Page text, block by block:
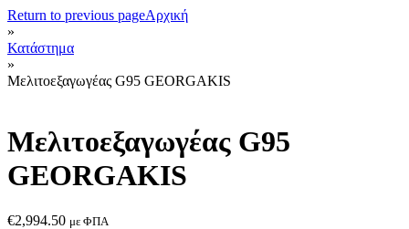
Return to previous pageΑρχική
»
Κατάστημα
»
Μελιτοεξαγωγέας G95 GEORGAKIS
Μελιτοεξαγωγέας G95
GEORGAKIS
€2,994.50 με ΦΠΑ